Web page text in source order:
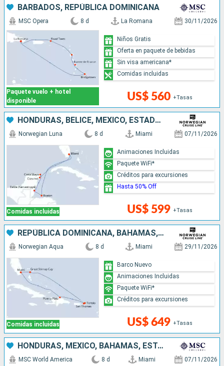
BARBADOS, REPÚBLICA DOMINICANA
Paquete vuelo + hotel
disponible
MSC Opera 8 d La Romana 30/11/2026
US$ 560 +Tasas
Niños Gratis
Oferta en paquete de bebidas
Sin visa americana*
Comidas incluidas
HONDURAS, BELICE, MÉXICO, ESTADOS UNIDOS
Comidas incluidas
Norwegian Luna 8 d Miami 07/11/2026
US$ 599 +Tasas
Animaciones Incluidas
Paquete WiFi*
Créditos para excursiones
Hasta 50% Off
REPÚBLICA DOMINICANA, BAHAMAS, ESTADOS UNIDOS
Comidas incluidas
Norwegian Aqua 8 d Miami 29/11/2026
US$ 649 +Tasas
Barco Nuevo
Animaciones Incluidas
Paquete WiFi*
Créditos para excursiones
HONDURAS, MÉXICO, BAHAMAS, ESTADOS UNIDOS
MSC World America 8 d Miami 07/11/2026